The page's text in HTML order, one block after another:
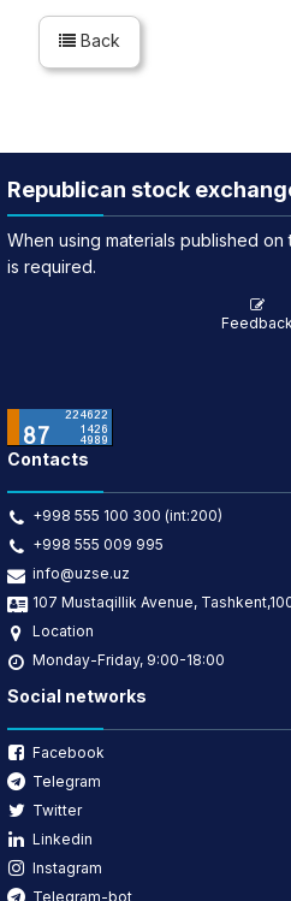
Back
Republican stock
When using materials published on
is required.
Feedback
Contacts
+998 555 100 300 (int:200)
+998 555 009 995
info@uzse.uz
107 Mustaqillik Avenue,
Location
Monday-Friday, 9:00-18:00
Social networks
Facebook
Telegram
Twitter
Linkedin
Instagram
Telegram-bot